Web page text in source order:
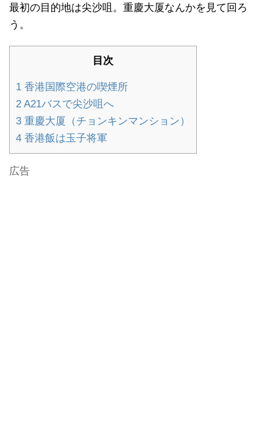
最初の目的地は尖沙咀。重慶大厦なんかを見て回ろ
う。
目次
1 香港国際空港の喫煙所
2 A21バスで尖沙咀へ
3 重慶大厦（チョンキンマンション）
4 香港飯は玉子将軍
広告